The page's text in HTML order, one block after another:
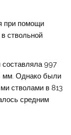
при помощи
ствольной
составляла 997
мм. Однако были
стволами в 813
средним